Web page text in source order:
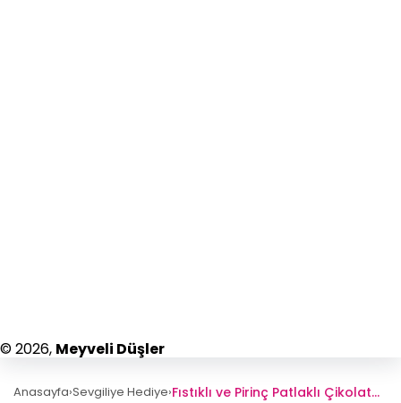
© 2026, Meyveli Düşler
Anasayfa›Sevgiliye Hediye› Fıstıklı ve Pirinç Patlaklı Çikolatalı Çilek Buketi